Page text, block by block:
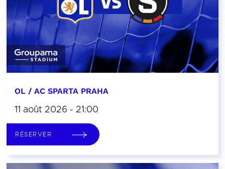
OL / AC SPARTA PRAHA
11 août 2026 - 21:00
RÉSERVER